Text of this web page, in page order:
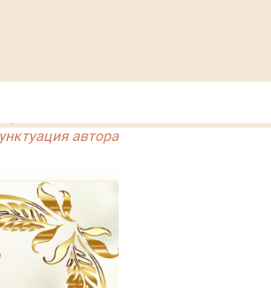
автора